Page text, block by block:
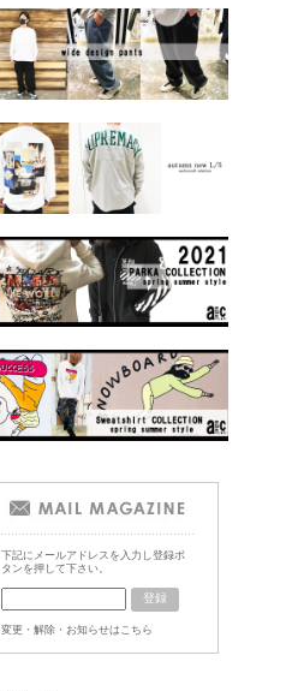
下記にメールアドレスを入力し登録ボ
タンを押して下さい。
変更・解除・お知らせはこちら